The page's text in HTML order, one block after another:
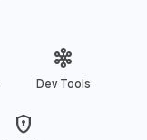
Dev Tools